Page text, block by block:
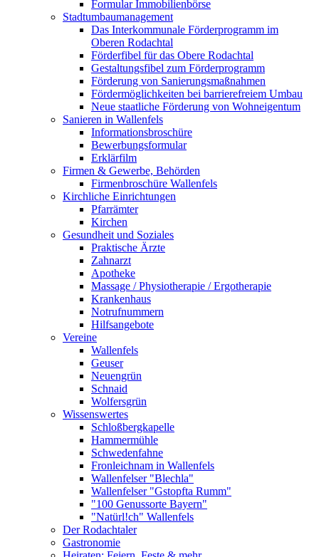
Formular Immobilienbörse
Stadtumbaumanagement
Das Interkommunale Förderprogramm im
Oberen Rodachtal
Förderfibel für das Obere Rodachtal
Gestaltungsfibel zum Förderprogramm
Förderung von Sanierungsmaßnahmen
Fördermöglichkeiten bei barrierefreiem Umbau
Neue staatliche Förderung von Wohneigentum
Sanieren in Wallenfels
Informationsbroschüre
Bewerbungsformular
Erklärfilm
Firmen & Gewerbe, Behörden
Firmenbroschüre Wallenfels
Kirchliche Einrichtungen
Pfarrämter
Kirchen
Gesundheit und Soziales
Praktische Ärzte
Zahnarzt
Apotheke
Massage / Physiotherapie / Ergotherapie
Krankenhaus
Notrufnummern
Hilfsangebote
Vereine
Wallenfels
Geuser
Neuengrün
Schnaid
Wolfersgrün
Wissenswertes
Schloßbergkapelle
Hammermühle
Schwedenfahne
Fronleichnam in Wallenfels
Wallenfelser "Blechla"
Wallenfelser "Gstopfta Rumm"
"100 Genussorte Bayern"
"Natürl!ch" Wallenfels
Der Rodachtaler
Gastronomie